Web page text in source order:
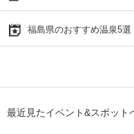
福島県のおすすめ温泉5選
最近見たイベント&スポット